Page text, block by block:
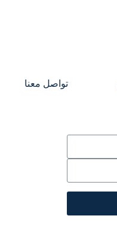
تواصل معنا